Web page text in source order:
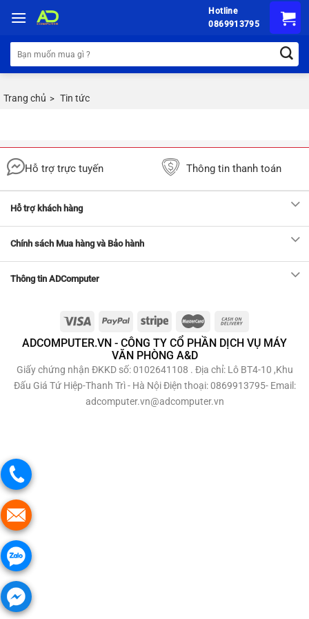
đến
nội
dung
Hotline
0869913795
Tìm
kiếm:
Trang chủ > Tin tức
Hỗ trợ trực tuyến Thông tin thanh toán
Hỗ trợ khách hàng
Chính sách Mua hàng và Bảo hành
Thông tin ADComputer
ADCOMPUTER.VN - CÔNG TY CỔ PHẦN DỊCH VỤ MÁY
VĂN PHÒNG A&D
Giấy chứng nhận ĐKKD số: 0102641108 . Địa chỉ: Lô BT4-10 ,Khu
Đấu Giá Tứ Hiệp-Thanh Trì - Hà Nội Điện thoại: 0869913795- Email:
adcomputer.vn@adcomputer.vn